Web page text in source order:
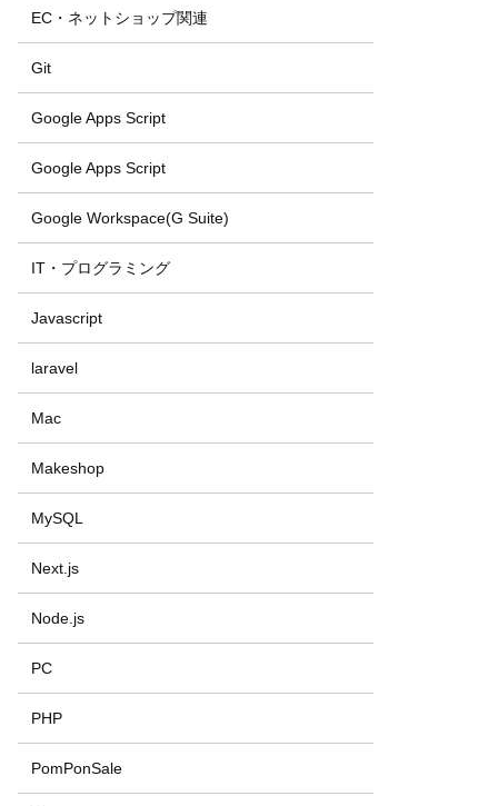
EC・ネットショップ関連
Git
Google Apps Script
Google Apps Script
Google Workspace(G Suite)
IT・プログラミング
Javascript
laravel
Mac
Makeshop
MySQL
Next.js
Node.js
PC
PHP
PomPonSale